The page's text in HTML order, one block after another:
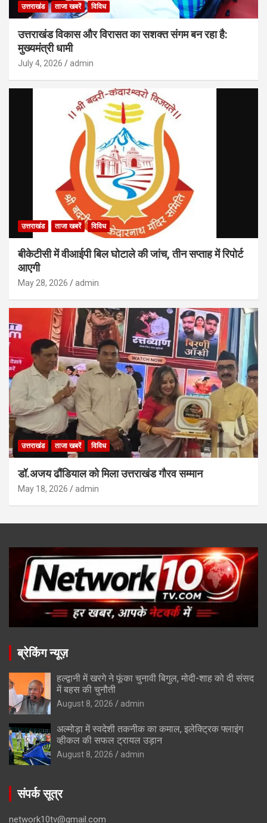
उत्तराखंड ताजा खबरें विविध
उत्तराखंड विकास और विरासत का सशक्त संगम बन रहा है:
मुख्यमंत्री धामी
July 4, 2026 admin
उत्तराखंड ताजा खबरें विविध
बीकेटीसी में वीआईपी बिल घोटाले की जांच, तीन सप्ताह में रिपोर्ट
आएगी
May 28, 2026 admin
उत्तराखंड ताजा खबरें विविध
डॉ.अजय ढौंडियाल को मिला उत्तराखंड गौरव सम्मान
May 18, 2026 admin
ब्रेकिंग न्यूज़
हल्द्वानी में खरगे ने फूंका चुनावी बिगुल, मोदी-शाह को दी संसद
में बहस की चुनौती
August 8, 2026 admin
अल्मोड़ा में स्वदेशी तकनीक का कमाल, इलेक्ट्रिक फ्लाइंग
व्हीकल की सफल ट्रायल उड़ान
August 8, 2026 admin
संपर्क सूत्र
network10tv@gmail.com